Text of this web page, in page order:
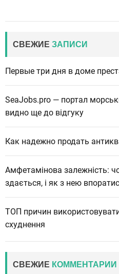
СВЕЖИЕ ЗАПИСИ
Первые три дня в доме
SeaJobs.pro — портал
видно ще до відгуку
Как надежно продать
Амфетамінова залежність:
здається, і як з нею
ТОП причин
схуднення
СВЕЖИЕ КОММЕНТАРИИ